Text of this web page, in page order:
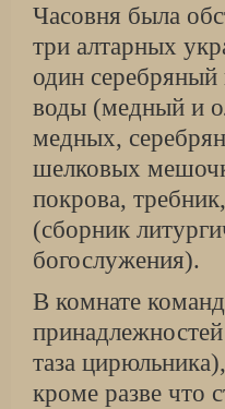
Часовня была
три алтарных
один серебряный
воды (медный и
медных,
шелковых
покрова,
(сборник
богослужения).
В комнате
таза
кроме разве что